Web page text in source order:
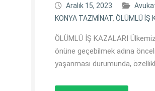
Aralık 15, 2023
KONYA TAZMİNAT, ÖLÜMLÜ İŞ
ÖLÜMLÜ İŞ KAZALARI
önüne geçebilmek adına
yaşanması durumunda,